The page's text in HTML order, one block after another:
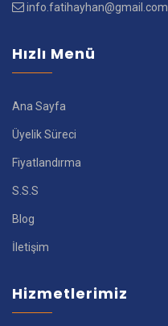
info.fatihayhan@gmail.com
Hızlı Menü
Ana Sayfa
Üyelik Süreci
Fiyatlandırma
S.S.S
Blog
İletişim
Hizmetlerimiz